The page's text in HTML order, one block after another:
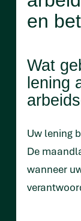
en
Wat
lening
Uw lening
De
wanneer